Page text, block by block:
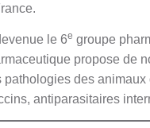
le 6e groupe
propose de
des animaux
antiparasitaires